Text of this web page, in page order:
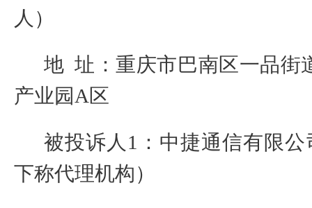
人）
地 址：重庆市巴南区一品街
产业园 A区
被投诉人 1 ： 中捷通信有限
下称代理机构）